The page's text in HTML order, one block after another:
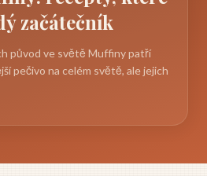
začátečník
původ ve světě Muffiny patří
pečivo na celém světě, ale jejich